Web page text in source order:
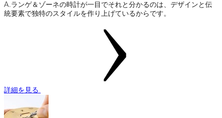
A.ランゲ＆ゾーネの時計が一目でそれと分かるのは、デザインと伝
統要素で独特のスタイルを作り上げているからです。
詳細を見る